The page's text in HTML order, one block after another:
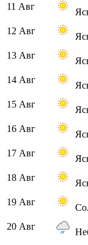
11 Авг
12 Авг
13 Авг
14 Авг
15 Авг
16 Авг
17 Авг
18 Авг
19 Авг
20 Авг